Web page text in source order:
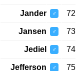
72
♂
Jander
73
♂
Jansen
74
♂
Jediel
75
♂
Jefferson